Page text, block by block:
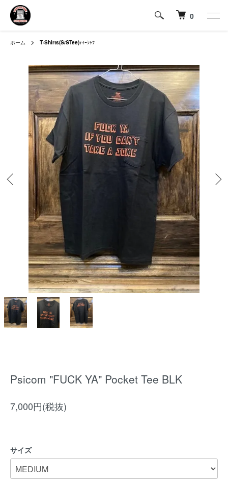
0
ホーム T-Shirts(S/STee)ﾃｨｰｼｬﾂ
Psicom "FUCK YA" Pocket Tee BLK
7,000円(税抜)
サイズ